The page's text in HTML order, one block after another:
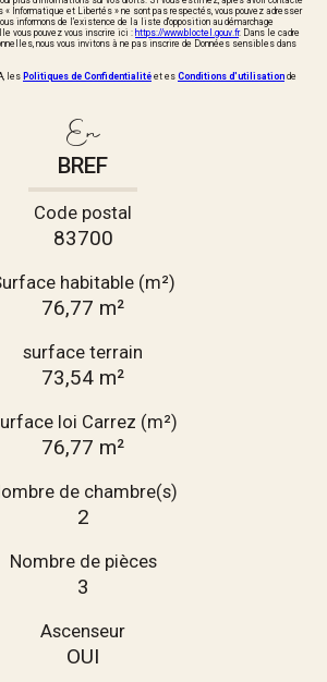
« Informatique et Libertés » ne sont pas respectés, vous pouvez adresser
informons de l’existence de la liste d'opposition au démarchage
vous pouvez vous inscrire ici : https://www.bloctel.gouv.fr. Dans le cadre
nous vous invitons à ne pas inscrire de Données sensibles dans
les Politiques de Confidentialité et es Conditions d'utilisation de
En
BREF
Code postal
83700
habitable (m²)
76,77 m²
surface terrain
73,54 m²
loi Carrez (m²)
76,77 m²
de chambre(s)
2
Nombre de pièces
3
Ascenseur
OUI